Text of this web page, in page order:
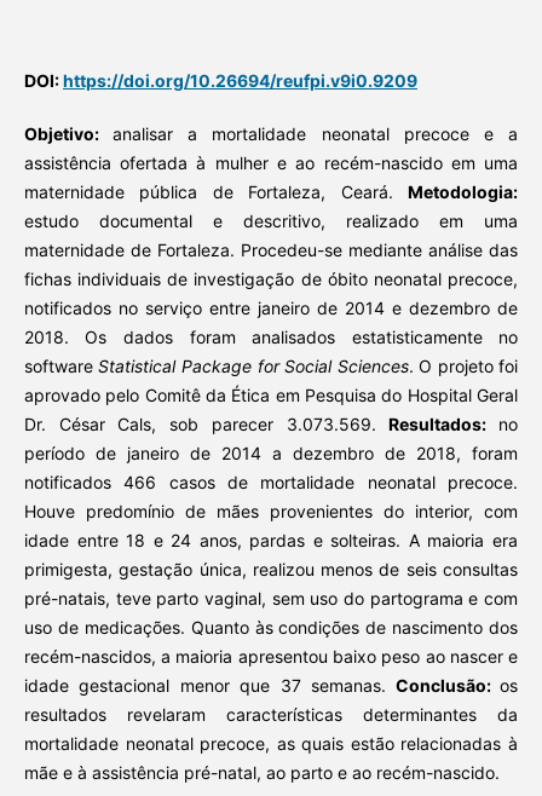
DOI:https://doi.org/10.26694/reufpi.v9i0.9209
Objetivo:analisar a mortalidade neonatal precoce e a
assistência ofertada à mulher e ao recém-nascido em uma
maternidade pública de Fortaleza, Ceará.Metodologia:
estudo documental e descritivo, realizado em uma
maternidade de Fortaleza. Procedeu-se mediante análise das
fichas individuais de investigação de óbito neonatal precoce,
notificados no serviço entre janeiro de 2014 e dezembro de
2018. Os dados foram analisados estatisticamente no
softwareStatistical Package for Social Sciences. O projeto foi
aprovado pelo Comitê da Ética em Pesquisa do Hospital Geral
Dr. César Cals, sob parecer 3.073.569.Resultados: no
período de janeiro de 2014 a dezembro de 2018, foram
notificados 466 casos de mortalidade neonatal precoce.
Houve predomínio de mães provenientes do interior, com
idade entre 18 e 24 anos, pardas e solteiras. A maioria era
primigesta, gestação única, realizou menos de seis consultas
pré-natais, teve parto vaginal, sem uso do partograma e com
uso de medicações. Quanto às condições de nascimento dos
recém-nascidos, a maioria apresentou baixo peso ao nascer e
idade gestacional menor que 37 semanas. Conclusão:os
resultados revelaram características determinantes da
mortalidade neonatal precoce, as quais estão relacionadas à
mãe e à assistência pré-natal, ao parto e ao recém-nascido.